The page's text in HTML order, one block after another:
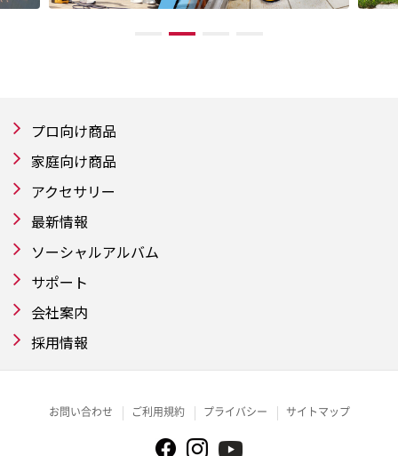
プロ向け商品
家庭向け商品
アクセサリー
最新情報
ソーシャルアルバム
サポート
会社案内
採用情報
お問い合わせ ご利用規約 プライバシー サイトマップ